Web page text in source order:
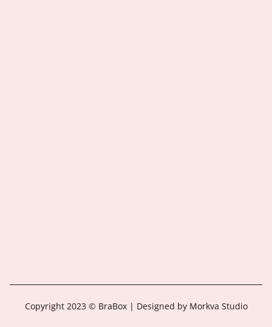
Copyright 2023 © BraBox | Designed by Morkva Studio